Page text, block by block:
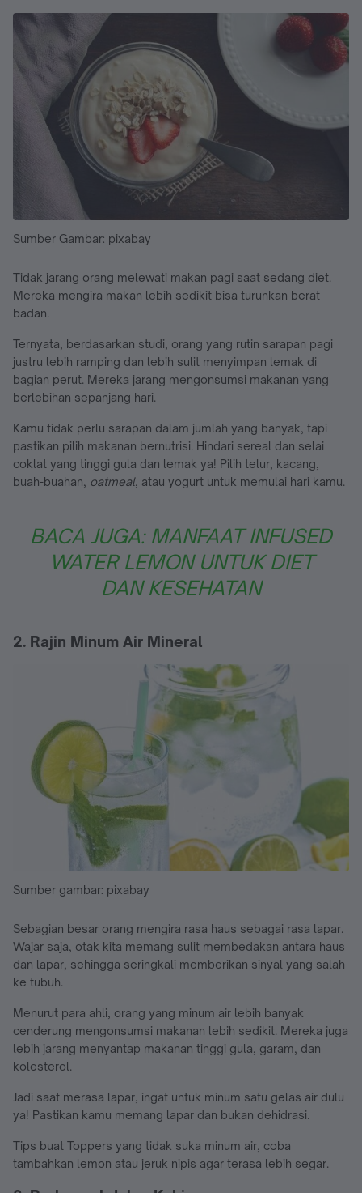
Sumber Gambar: pixabay
Tidak jarang orang melewati makan pagi saat sedang diet.
Mereka mengira makan lebih sedikit bisa turunkan berat
badan.
Ternyata, berdasarkan studi, orang yang rutin sarapan pagi
justru lebih ramping dan lebih sulit menyimpan lemak di
bagian perut. Mereka jarang mengonsumsi makanan yang
berlebihan sepanjang hari.
Kamu tidak perlu sarapan dalam jumlah yang banyak, tapi
pastikan pilih makanan bernutrisi. Hindari sereal dan selai
coklat yang tinggi gula dan lemak ya! Pilih telur, kacang,
buah-buahan, oatmeal, atau yogurt untuk memulai hari kamu.
BACA JUGA: MANFAAT INFUSED
WATER LEMON UNTUK DIET
DAN KESEHATAN
2. Rajin Minum Air Mineral
Sumber gambar: pixabay
Sebagian besar orang mengira rasa haus sebagai rasa lapar.
Wajar saja, otak kita memang sulit membedakan antara haus
dan lapar, sehingga seringkali memberikan sinyal yang salah
ke tubuh.
Menurut para ahli, orang yang minum air lebih banyak
cenderung mengonsumsi makanan lebih sedikit. Mereka juga
lebih jarang menyantap makanan tinggi gula, garam, dan
kolesterol.
Jadi saat merasa lapar, ingat untuk minum satu gelas air dulu
ya! Pastikan kamu memang lapar dan bukan dehidrasi.
Tips buat Toppers yang tidak suka minum air, coba
tambahkan lemon atau jeruk nipis agar terasa lebih segar.